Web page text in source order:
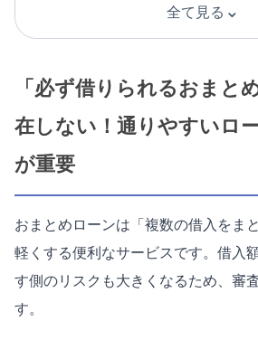
全て見る ⌄
「必ず借りられるおまと
在しない！通りやすいロ
が重要
おまとめローンは「複数の借入をま
軽くする便利なサービスです。借入
す側のリスクも大きくなるため、審
す。